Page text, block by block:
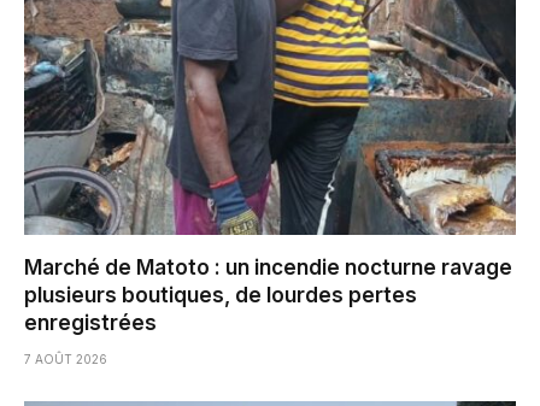
Marché de Matoto : un incendie nocturne ravage
plusieurs boutiques, de lourdes pertes
enregistrées
7 AOÛT 2026